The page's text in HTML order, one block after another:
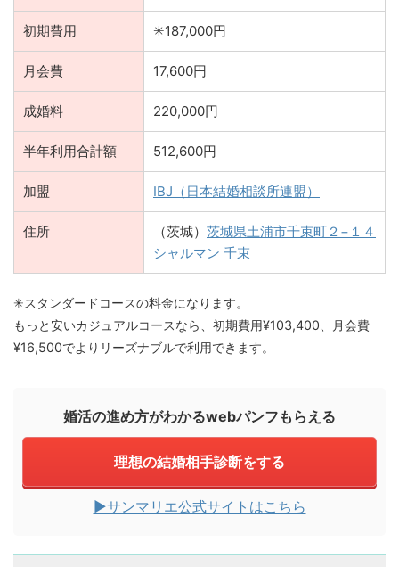
初期費用 ✳︎187,000円
月会費 17,600円
成婚料 220,000円
半年利用合計額 512,600円
加盟 IBJ（日本結婚相談所連盟）
住所 （茨城） 茨城県土浦市千束町２−１４
シャルマン 千束
✳︎スタンダードコースの料金になります。
もっと安いカジュアルコースなら、初期費用¥103,400、月会費
¥16,500でよりリーズナブルで利用できます。
婚活の進め方がわかるwebパンフもらえる
理想の結婚相手診断をする
▶︎サンマリエ公式サイトはこちら